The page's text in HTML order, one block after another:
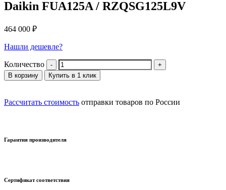
Daikin FUA125A / RZQSG125L9V
464 000 ₽
Нашли дешевле?
Количество
В корзину Купить в 1 клик
Рассчитать стоимость отправки товаров по России
Гарантия производителя
Сертификат соответствия